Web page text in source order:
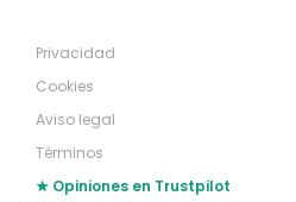
Privacidad
Cookies
Aviso legal
Términos
★ Opiniones en Trustpilot